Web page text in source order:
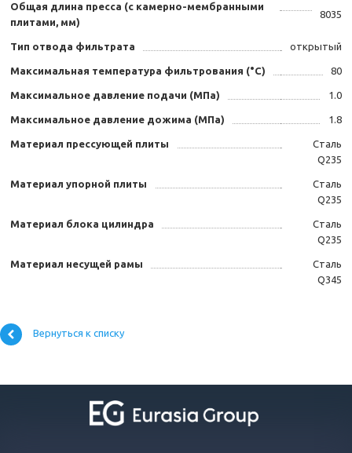
Общая длина пресса (с камерно-мембранными
плитами, мм)
8035
Тип отвода фильтрата открытый
Максимальная температура фильтрования (°C) 80
Максимальное давление подачи (МПа) 1.0
Максимальное давление дожима (МПа) 1.8
Материал прессующей плиты
Сталь
Q235
Материал упорной плиты
Сталь
Q235
Материал блока цилиндра
Сталь
Q235
Материал несущей рамы
Сталь
Q345
Вернуться к списку